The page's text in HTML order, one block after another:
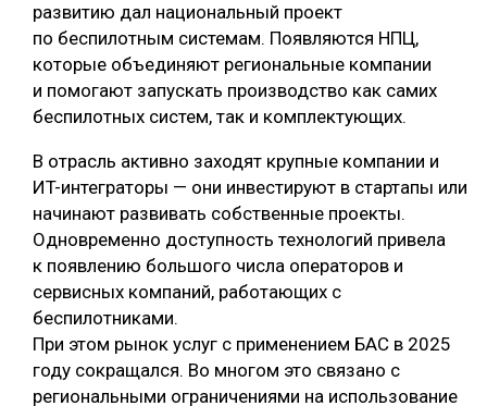
развитию дал национальный проект
по беспилотным системам. Появляются НПЦ,
которые объединяют региональные компании
и помогают запускать производство как самих
беспилотных систем, так и комплектующих.
В отрасль активно заходят крупные компании и
ИT-интеграторы — они инвестируют в стартапы или
начинают развивать собственные проекты.
Одновременно доступность технологий привела
к появлению большого числа операторов и
сервисных компаний, работающих с
беспилотниками.
При этом рынок услуг с применением БАС в 2025
году сокращался. Во многом это связано с
региональными ограничениями на использование